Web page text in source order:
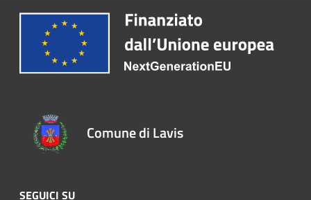
Comune di Lavis
SEGUICI SU